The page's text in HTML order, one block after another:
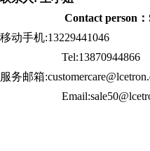
Contact person：
移动手机
Tel:13870944866
服务邮箱